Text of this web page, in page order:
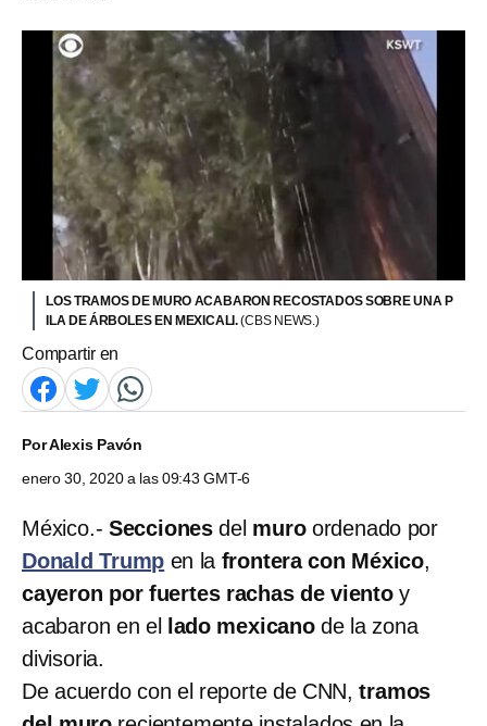
LOS TRAMOS DE MURO ACABARON RECOSTADOS SOBRE UNA P
ILA DE ÁRBOLES EN MEXICALI.(CBS NEWS.)
Compartir en
PorAlexis Pavón
enero 30, 2020 a las 09:43 GMT-6
México.- Secciones del muroordenado por
Donald Trump en la frontera con México,
cayeron por fuertes rachas de vientoy
acabaron en el
lado mexicanode la zona
divisoria.
De acuerdo con el reporte de CNN,tramos